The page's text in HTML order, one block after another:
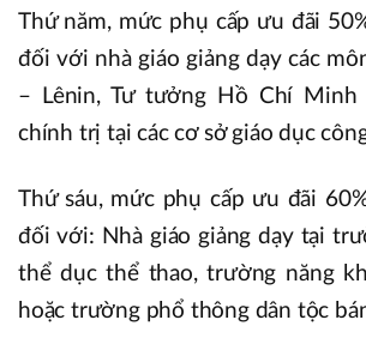
Thứ năm, mức phụ cấp ưu đãi
đối với nhà giáo giảng dạy các
– Lênin, Tư tưởng Hồ Chí Minh
chính trị tại các cơ sở giáo dục
Thứ sáu, mức phụ cấp ưu đãi
đối với: Nhà giáo giảng dạy tại
thể dục thể thao, trường năng
hoặc trường phổ thông dân tộc